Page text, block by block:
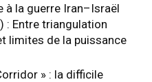
à la guerre Iran–Israël
: Entre triangulation
limites de la puissance
» : la difficile